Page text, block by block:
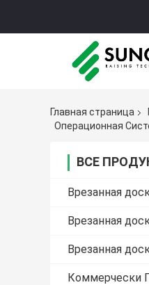
Главная страница
Операционная
ВСЕ
Врезанная
Врезанная
Врезанная
Коммерчески